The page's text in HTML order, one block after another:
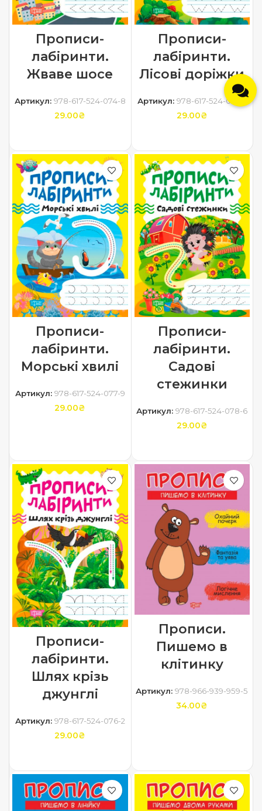
Прописи-
лабіринти.
Жваве шосе
Артикул: 978-617-524-074-8
29.00₴
Прописи-
лабіринти.
Лісові доріжки
Артикул:978-617-524-073-1
29.00₴
Прописи-
лабіринти.
Морські хвилі
Артикул: 978-617-524-077-9
29.00₴
Прописи-
лабіринти.
Садові
стежинки
Артикул:978-617-524-078-6
29.00₴
Прописи-
лабіринти.
Шлях крізь
джунглі
Артикул: 978-617-524-076-2
29.00₴
Прописи.
Пишемо в
клітинку
Артикул:978-966-939-959-5
34.00₴